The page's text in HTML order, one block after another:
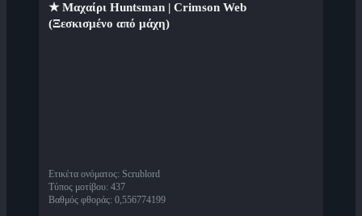
★ Μαχαίρι Huntsman | Crimson Web
(Ξεσκισμένο από μάχη)
Ετικέτα ονόματος: Scrublord
Τύπος μοτίβου: 437
Βαθμός φθοράς: 0,556774199